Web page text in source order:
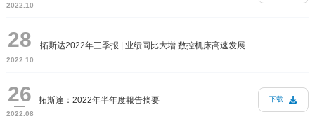
2022.10
28
2022.10
拓斯达2022年三季报 | 业绩同比大增 数控机床高速发展
26
2022.08
拓斯達：2022年半年度報告摘要 下载